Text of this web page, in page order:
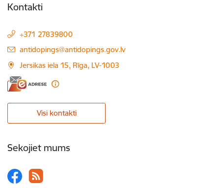
Kontakti
+371 27839800
E-pasts:
antidopings@antidopings.gov.lv
Jersikas iela 15, Rīga, LV-1003
Visi kontakti
Sekojiet mums